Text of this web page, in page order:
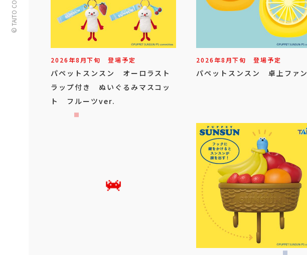
2026年8月下旬 登場予定
パペットスンスン オーロラスト
ラップ付き ぬいぐるみマスコッ
ト フルーツver.
2026年8月下旬 登場予定
パペットスンスン 卓上ファン